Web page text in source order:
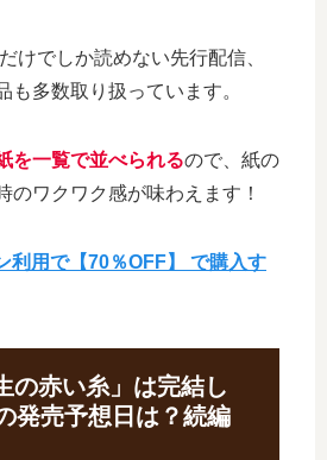
けでしか読めない先行配信、
も多数取り扱っています。
を一覧で並べられるので、紙の
のワクワク感が味わえます！
利用で【70％OFF】 で購入す
の赤い糸」は完結し
発売予想日は？続編